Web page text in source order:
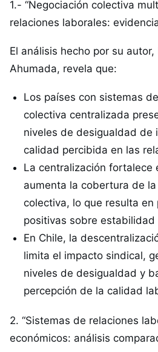
1.- “Negociación colectiva
relaciones laborales:
El análisis hecho por su
Ahumada, revela que:
Los países con sistemas
colectiva centralizada
niveles de desigualdad de
calidad percibida en las
La centralización fortalece
aumenta la cobertura de
colectiva, lo que resulta en
positivas sobre
En Chile, la
limita el impacto sindical,
niveles de desigualdad y
percepción de la calidad
2. “Sistemas de relaciones
económicos: análisis